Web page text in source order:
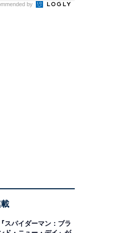
by
『スパイダーマン：ブラ